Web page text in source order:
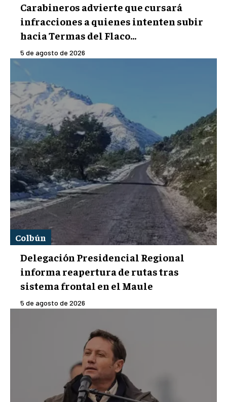
Carabineros advierte que cursará
infracciones a quienes intenten subir
hacia Termas del Flaco...
5 de agosto de 2026
Colbún
Delegación Presidencial Regional
informa reapertura de rutas tras
sistema frontal en el Maule
5 de agosto de 2026